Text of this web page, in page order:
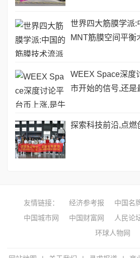
世界四大筋膜学派:
MNT筋膜空间平衡
WEEX Space深度
市开始的信号,还是
探索科技前沿,点燃
友情链接： 经济参考报 中国名
中国城市网
中国财富网 人民论
环球人物网